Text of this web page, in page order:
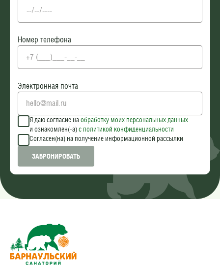
Номер телефона
Электронная почта
Я даю согласие наобработку моих персональных данных
и ознакомлен(-а)c политикой конфиденциальности
Согласен(на) на получение информационной рассылки
ЗАБРОНИРОВАТЬ